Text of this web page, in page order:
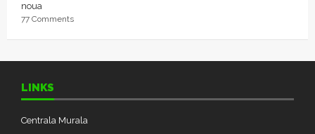
noua
77 Comments
LINKS
Centrala Murala